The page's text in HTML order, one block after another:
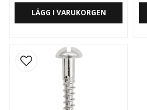
LÄGG I VARUKORGEN